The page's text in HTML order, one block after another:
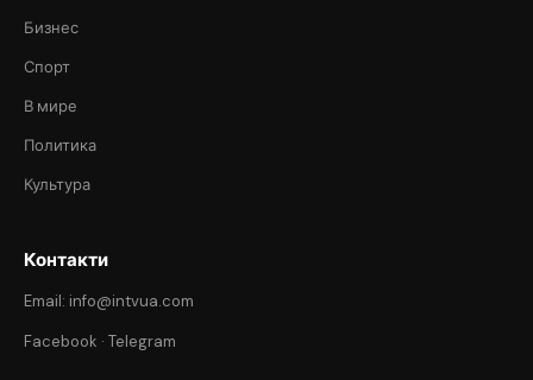
Бизнес
Спорт
В мире
Политика
Культура
Контакти
Email: info@intvua.com
Facebook · Telegram